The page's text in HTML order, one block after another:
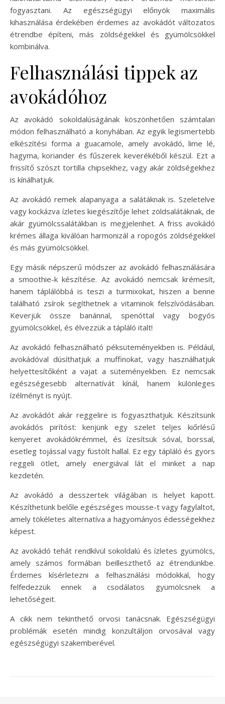
fogyasztani. Az egészségügyi előnyök maximális
kihasználása érdekében érdemes az avokádót változatos
étrendbe építeni, más zöldségekkel és gyümölcsökkel
kombinálva.
Felhasználási tippek az
avokádóhoz
Az avokádó sokoldalúságának köszönhetően számtalan
módon felhasználható a konyhában. Az egyik legismertebb
elkészítési forma a guacamole, amely avokádó, lime lé,
hagyma, koriander és fűszerek keverékéből készül. Ezt a
frissítő szószt tortilla chipsekhez, vagy akár zöldségekhez
is kínálhatjuk.
Az avokádó remek alapanyaga a salátáknak is. Szeletelve
vagy kockázva ízletes kiegészítője lehet zöldsalátáknak, de
akár gyümölcssalátákban is megjelenhet. A friss avokádó
krémes állaga kiválóan harmonizál a ropogós zöldségekkel
és más gyümölcsökkel.
Egy másik népszerű módszer az avokádó felhasználására
a smoothie-k készítése. Az avokádó nemcsak krémesít,
hanem táplálóbbá is teszi a turmixokat, hiszen a benne
található zsírok segíthetnek a vitaminok felszívódásában.
Keverjük össze banánnal, spenóttal vagy bogyós
gyümölcsökkel, és élvezzük a tápláló italt!
Az avokádó felhasználható péksüteményekben is. Például,
avokádóval dúsíthatjuk a muffinokat, vagy használhatjuk
helyettesítőként a vajat a süteményekben. Ez nemcsak
egészségesebb alternatívát kínál, hanem különleges
ízélményt is nyújt.
Az avokádót akár reggelire is fogyaszthatjuk. Készítsünk
avokádós pirítóst: kenjünk egy szelet teljes kiőrlésű
kenyeret avokádókrémmel, és ízesítsük sóval, borssal,
esetleg tojással vagy füstölt hallal. Ez egy tápláló és gyors
reggeli ötlet, amely energiával lát el minket a nap
kezdetén.
Az avokádó a desszertek világában is helyet kapott.
Készíthetünk belőle egészséges mousse-t vagy fagylaltot,
amely tökéletes alternatíva a hagyományos édességekhez
képest.
Az avokádó tehát rendkívül sokoldalú és ízletes gyümölcs,
amely számos formában beilleszthető az étrendünkbe.
Érdemes kísérletezni a felhasználási módokkal, hogy
felfedezzük ennek a csodálatos gyümölcsnek a
lehetőségeit.
A cikk nem tekinthető orvosi tanácsnak. Egészségügyi
problémák esetén mindig konzultáljon orvosával vagy
egészségügyi szakemberével.